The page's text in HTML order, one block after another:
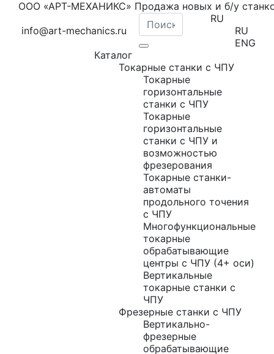
ООО «АРТ-МЕХАНИКС» Продажа новых и б/у
info@art-mechanics.ru
RU
RU
ENG
Каталог
Токарные станки с ЧПУ
Токарные
горизонтальные
станки с ЧПУ
Токарные
горизонтальные
станки с ЧПУ и
возможностью
фрезерования
Токарные станки-
автоматы
продольного точения
с ЧПУ
Многофункциональные
токарные
обрабатывающие
центры с ЧПУ (4+ оси)
Вертикальные
токарные станки с
ЧПУ
Фрезерные станки с ЧПУ
Вертикально-
фрезерные
обрабатывающие